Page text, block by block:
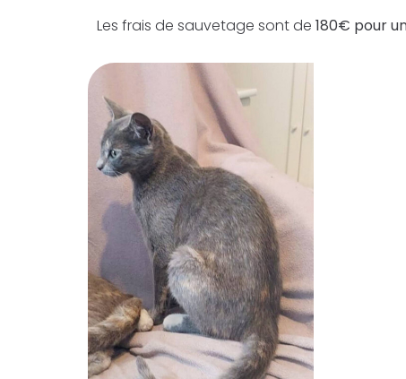
Les frais de sauvetage sont de 180€ pour